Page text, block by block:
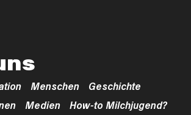
Menschen
Geschichte
Medien
How-to Milchjugend?